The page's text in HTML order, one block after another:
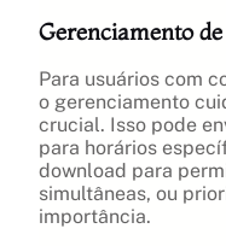
Gerenciamento
Para usuários com
o gerenciamento
crucial. Isso pode
para horários
download para
simultâneas, ou
importância.